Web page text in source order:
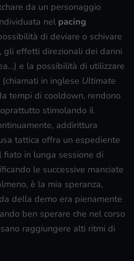
da un personaggio
nel pacing
di deviare o schivare
gli effetti direzionali dei danni
e la possibilità di utilizzare
in inglese Ultimate
tempi di cooldown, rendono
stimolando il
addirittura
tattica offra un espediente
in lunga sessione di
le successive manciate
è la mia speranza,
della demo era pienamente
ben sperare che nel corso
raggiungere alti ritmi di